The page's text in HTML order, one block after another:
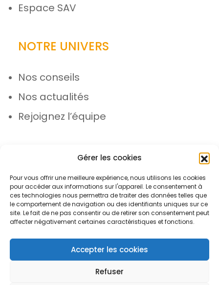
Gérer les cookies
Pour vous offrir une meilleure expérience, nous utilisons les cookies
pour accéder aux informations sur l'appareil. Le consentement à
ces technologies nous permettra de traiter des données telles que
le comportement de navigation ou des identifiants uniques sur ce
site. Le fait de ne pas consentir ou de retirer son consentement peut
affecter négativement certaines caractéristiques et fonctions.
Accepter les cookies
Refuser
Espace SAV
NOTRE UNIVERS
Nos conseils
Nos actualités
Rejoignez l’équipe
© Azergo 2026 - Tous droits réservés
Protection des données